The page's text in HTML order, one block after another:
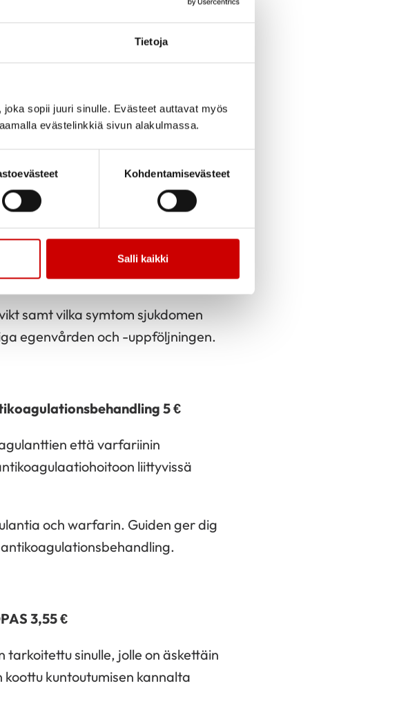
Tietoja
sopii juuri sinulle. Evästeet auttavat myös
evästelinkkiä sivun alakulmassa.
Kohdentamisevästeet
Salli kaikki
sen tutkimukset ja
och behandlas. Guiden ger dig också
syistä, oireista ja
ja -seurannassa.
samt vilka symtom sjukdomen
egenvården och -uppföljningen.
5 €
että varfariinin
liittyvissä
och warfarin. Guiden ger dig
3,55 €
tarkoitettu sinulle, jolle on äskettäin
kuntoutumisen kannalta